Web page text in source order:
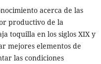
acerca de las
productivo de la
toquilla en los siglos XIX y
mejores elementos de
las condiciones